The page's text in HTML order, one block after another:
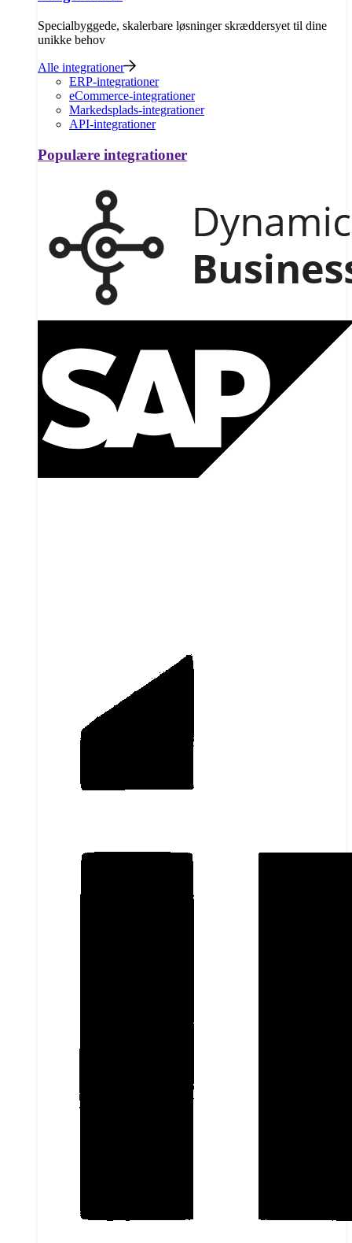
Specialbyggede, skalerbare løsninger skræddersyet til dine
unikke behov
Alle integrationer
ERP-integrationer
eCommerce-integrationer
Markedsplads-integrationer
API-integrationer
Populære integrationer